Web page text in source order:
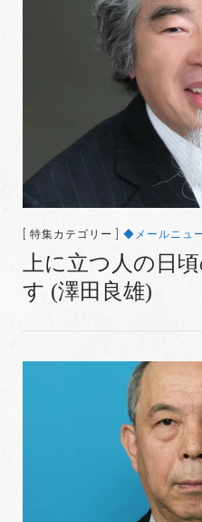
[ 特集カテゴリー ] ◆メールニュ
上に立つ人の日
す (澤田良雄)